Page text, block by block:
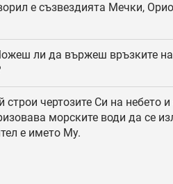
е съзвездията Мечки,
ли да вържеш връзките
строи чертозите Си на небето
морските води да се
е името Му.